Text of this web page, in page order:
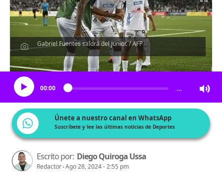
Gabriel Fuentes saldrá del Junior. / AFP
Escucha el artículo
00:00 …
Únete a nuestro canal en WhatsApp
Suscríbete y lee las últimas noticias de Deportes
Escrito por: Diego Quiroga Ussa
Redactor Ago 28, 2024 - 2:55 pm